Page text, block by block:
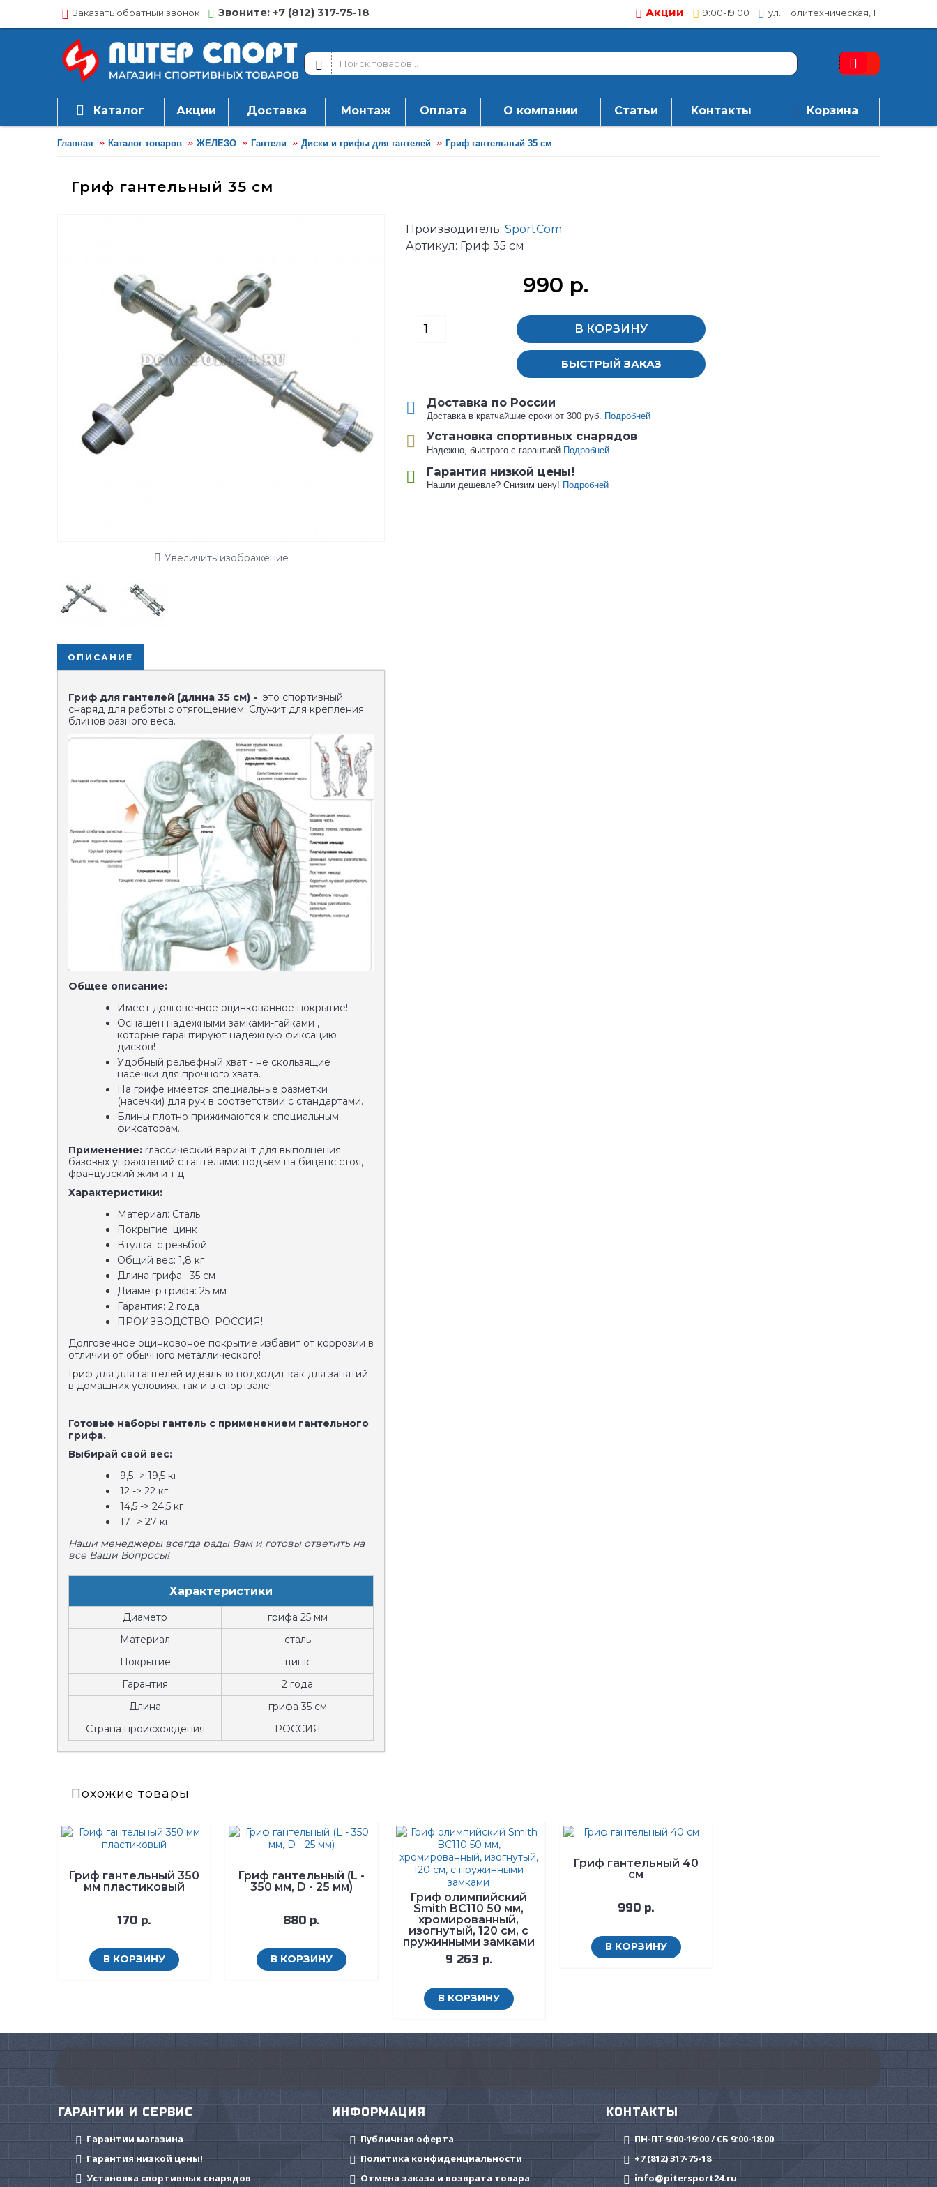
Заказать обратный звонок Звоните: +7 (812) 317-75-18 Акции 9:00-19:00 ул. Политехническая, 1
Каталог Акции Доставка Монтаж Оплата О компании Статьи Контакты Корзина
Главная Каталог товаров ЖЕЛЕЗО Гантели Диски и грифы для гантелей Гриф гантельный 35 см
Гриф гантельный 35 см
Увеличить изображение
ОПИСАНИЕ
Гриф для гантелей (длина 35 см) - это спортивный
снаряд для работы с отягощением. Служит для крепления
блинов разного веса.
Общее описание:
Имеет долговечное оцинкованное покрытие!
Оснащен надежными замками-гайками ,
которые гарантируют надежную фиксацию
дисков!
Удобный рельефный хват - не скользящие
насечки для прочного хвата.
На грифе имеется специальные разметки
(насечки) для рук в соответствии с стандартами.
Блины плотно прижимаются к специальным
фиксаторам.
Применение: rлассический вариант для выполнения
базовых упражнений с гантелями: подъем на бицепс стоя,
французский жим и т.д.
Характеристики:
Материал: Сталь
Покрытие: цинк
Втулка: с резьбой
Общий вес: 1,8 кг
Длина грифа: 35 см
Диаметр грифа: 25 мм
Гарантия: 2 года
ПРОИЗВОДСТВО: РОССИЯ!
Долговечное оцинковоное покрытие избавит от коррозии в
отличии от обычного металлического!
Гриф для для гантелей идеально подходит как для занятий
в домашних условиях, так и в спортзале!
Готовые наборы гантель с применением гантельного
грифа.
Выбирай свой вес:
9,5 -> 19,5 кг
12 -> 22 кг
14,5 -> 24,5 кг
17 -> 27 кг
Наши менеджеры всегда рады Вам и готовы ответить на
все Ваши Вопросы!
Характеристики
Диаметр
грифа 25 мм
Материал
сталь
Покрытие
цинк
Гарантия
2 года
Длина
грифа 35 см
Страна происхождения
РОССИЯ
Производитель: SportCom
Артикул: Гриф 35 см
990 р.
В КОРЗИНУ
БЫСТРЫЙ ЗАКАЗ
Доставка по России
Доставка в кратчайшие сроки от 300 руб. Подробней
Установка спортивных снарядов
Надежно, быстрого с гарантией Подробней
Гарантия низкой цены!
Нашли дешевле? Снизим цену! Подробней
Похожие товары
Гриф гантельный 350
мм пластиковый
170 р.
В КОРЗИНУ
Гриф гантельный (L -
350 мм, D - 25 мм)
880 р.
В КОРЗИНУ
Гриф олимпийский
Smith BC110 50 мм,
хромированный,
изогнутый, 120 см, с
пружинными замками
9 263 р.
В КОРЗИНУ
Гриф гантельный 40
см
990 р.
В КОРЗИНУ
ГАРАНТИИ И СЕРВИС
Гарантии магазина
Гарантия низкой цены!
Установка спортивных снарядов
ИНФОРМАЦИЯ
Публичная оферта
Политика конфиденциальности
Отмена заказа и возврата товара
КОНТАКТЫ
ПН-ПТ 9:00-19:00 / СБ 9:00-18:00
+7 (812) 317-75-18
info@pitersport24.ru